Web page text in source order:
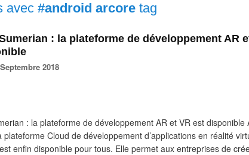
avec #android arcore tag
: la plateforme de développement AR
2018
: la plateforme de développement AR et VR est disponible
plateforme Cloud de développement d’applications en réalité
enfin disponible pour tous. Elle permet aux entreprises de